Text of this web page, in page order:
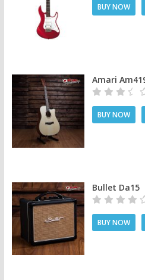
BUY NOW
Amari
BUY NOW
Bullet Da15
BUY NOW